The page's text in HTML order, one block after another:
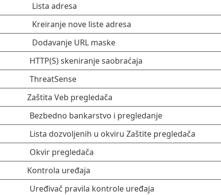
Lista adresa
Kreiranje nove liste adresa
Dodavanje URL maske
HTTP(S) skeniranje saobraćaja
ThreatSense
Zaštita Veb pregledača
Bezbedno bankarstvo i pregledanje
Lista dozvoljenih u okviru Zaštite pregledača
Okvir pregledača
Kontrola uređaja
Uređivač pravila kontrole uređaja